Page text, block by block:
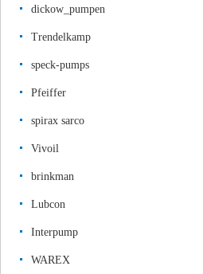
dickow_pumpen
Trendelkamp
speck-pumps
Pfeiffer
spirax sarco
Vivoil
brinkman
Lubcon
Interpump
WAREX